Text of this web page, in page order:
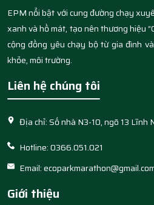
EPM nổi bật với cung đường chạy
xanh và hồ mát, tạo nên thương hiệu
cộng đồng yêu chạy bộ từ gia đình
khỏe, môi trường.
Liên hệ chúng tôi
Địa chỉ: Số nhà N3-10, ngõ 13 Lĩnh
Hotline: 0366.051.021
Email:
Giới thiệu